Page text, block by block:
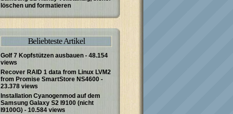
löschen und formatieren
Beliebteste Artikel
Golf 7 Kopfstützen ausbauen - 48.154
views
Recover RAID 1 data from Linux LVM2
from Promise SmartStore NS4600 -
23.378 views
Installation Cyanogenmod auf dem
Samsung Galaxy S2 I9100 (nicht
I9100G) - 10.584 views